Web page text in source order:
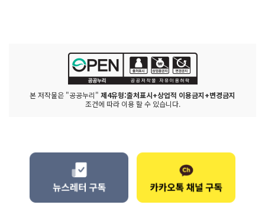
본 저작물은 "공공누리" 제4유형:출처표시+상업적 이용금지+변경금지
조건에 따라 이용 할 수 있습니다.